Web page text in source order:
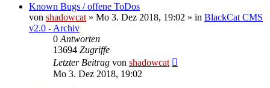
Known Bugs / offene ToDos
von shadowcat » Mo 3. Dez 2018, 19:02 » in BlackCat CMS
v2.0 - Archiv
0 Antworten
13694 Zugriffe
Letzter Beitrag von shadowcat
Mo 3. Dez 2018, 19:02